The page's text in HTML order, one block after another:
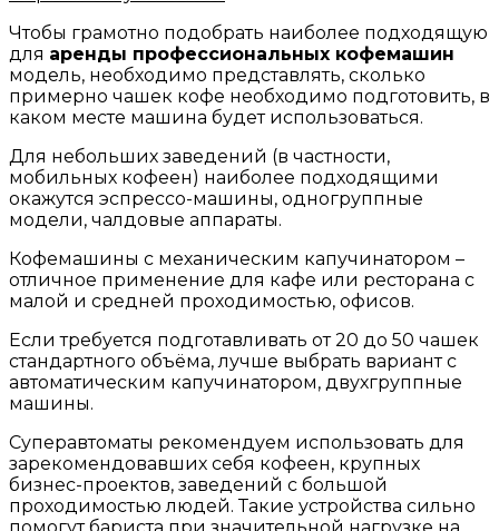
Чтобы грамотно подобрать наиболее подходящую
для аренды профессиональных кофемашин
модель, необходимо представлять, сколько
примерно чашек кофе необходимо подготовить, в
каком месте машина будет использоваться.
Для небольших заведений (в частности,
мобильных кофеен) наиболее подходящими
окажутся эспрессо-машины, одногруппные
модели, чалдовые аппараты.
Кофемашины с механическим капучинатором –
отличное применение для кафе или ресторана с
малой и средней проходимостью, офисов.
Если требуется подготавливать от 20 до 50 чашек
стандартного объёма, лучше выбрать вариант с
автоматическим капучинатором, двухгруппные
машины.
Суперавтоматы рекомендуем использовать для
зарекомендовавших себя кофеен, крупных
бизнес-проектов, заведений с большой
проходимостью людей. Такие устройства сильно
помогут бариста при значительной нагрузке на